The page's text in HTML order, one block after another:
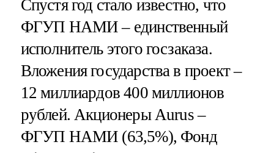
Спустя год стало известно, что
ФГУП НАМИ – единственный
исполнитель этого госзаказа.
Вложения государства в проект –
12 миллиардов 400 миллионов
рублей. Акционеры Aurus –
ФГУП НАМИ (63,5%), Фонд